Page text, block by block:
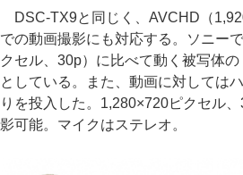
DSC-TX9と同じく、AVCHD（
での動画撮影にも対応する。ソニー
クセル、30p）に比べて動く被写体
としている。また、動画に対しては
りを投入した。1,280×720ピクセル
影可能。マイクはステレオ。